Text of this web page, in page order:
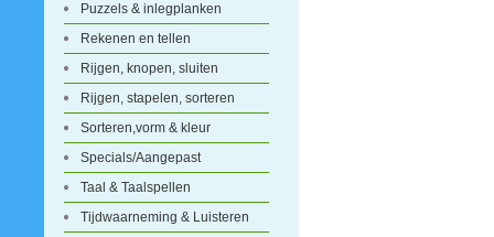
Puzzels & inlegplanken
Rekenen en tellen
Rijgen, knopen, sluiten
Rijgen, stapelen, sorteren
Sorteren,vorm & kleur
Specials/Aangepast
Taal & Taalspellen
Tijdwaarneming & Luisteren